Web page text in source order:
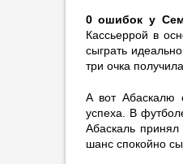
Сафонова из ПСЖ
17:13
2
Араухо покидает
16:58
2
«Интер»
«Ювентусом» в
0 ошибок у
Кассьеррой в
сыграть
три очка
А вот Абаскалю
успеха. В
Абаскаль
шанс спокойно